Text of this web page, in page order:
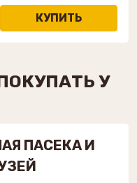
У
ПАСЕКА И